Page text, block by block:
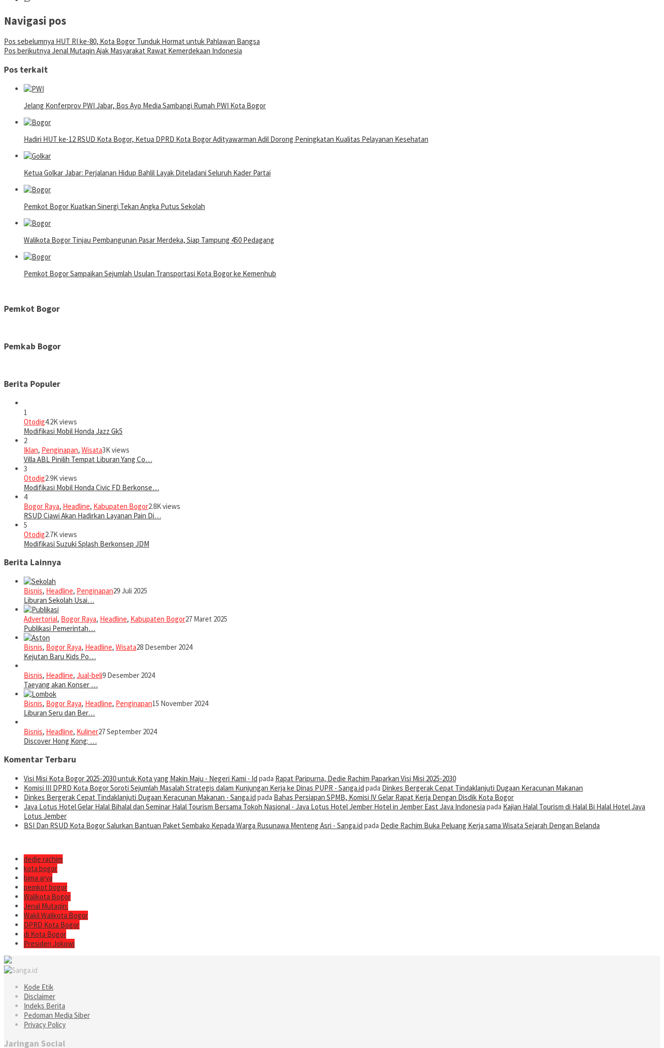
Navigasi pos
Pos sebelumnya HUT RI ke-80, Kota Bogor Tunduk Hormat untuk Pahlawan Bangsa
Pos berikutnya Jenal Mutaqin Ajak Masyarakat Rawat Kemerdekaan Indonesia
Pos terkait
Jelang Konferprov PWI Jabar, Bos Ayo Media Sambangi Rumah PWI Kota Bogor
Hadiri HUT ke-12 RSUD Kota Bogor, Ketua DPRD Kota Bogor Adityawarman Adil Dorong Peningkatan Kualitas Pelayanan Kesehatan
Ketua Golkar Jabar: Perjalanan Hidup Bahlil Layak Diteladani Seluruh Kader Partai
Pemkot Bogor Kuatkan Sinergi Tekan Angka Putus Sekolah
Walikota Bogor Tinjau Pembangunan Pasar Merdeka, Siap Tampung 450 Pedagang
Pemkot Bogor Sampaikan Sejumlah Usulan Transportasi Kota Bogor ke Kemenhub
Pemkot Bogor
Pemkab Bogor
Berita Populer
1
Otodig4.2K views
Modifikasi Mobil Honda Jazz Gk5
2
Iklan, Penginapan, Wisata3K views
Villa ABL Pinilih Tempat Liburan Yang Co…
3
Otodig2.9K views
Modifikasi Mobil Honda Civic FD Berkonse…
4
Bogor Raya, Headline, Kabupaten Bogor2.8K views
RSUD Ciawi Akan Hadirkan Layanan Pain Di…
5
Otodig2.7K views
Modifikasi Suzuki Splash Berkonsep JDM
Berita Lainnya
Bisnis, Headline, Penginapan29 Juli 2025
Liburan Sekolah Usai…
Advertorial, Bogor Raya, Headline, Kabupaten Bogor27 Maret 2025
Publikasi Pemerintah…
Bisnis, Bogor Raya, Headline, Wisata28 Desember 2024
Kejutan Baru Kids Po…
Bisnis, Headline, Jual-beli9 Desember 2024
Taeyang akan Konser …
Bisnis, Bogor Raya, Headline, Penginapan15 November 2024
Liburan Seru dan Ber…
Bisnis, Headline, Kuliner27 September 2024
Discover Hong Kong: …
Komentar Terbaru
Visi Misi Kota Bogor 2025-2030 untuk Kota yang Makin Maju - Negeri Kami - Id pada Rapat Paripurna, Dedie Rachim Paparkan Visi Misi 2025-2030
Komisi III DPRD Kota Bogor Soroti Sejumlah Masalah Strategis dalam Kunjungan Kerja ke Dinas PUPR - Sanga.id pada Dinkes Bergerak Cepat Tindaklanjuti Dugaan Keracunan Makanan
Dinkes Bergerak Cepat Tindaklanjuti Dugaan Keracunan Makanan - Sanga.id pada Bahas Persiapan SPMB, Komisi IV Gelar Rapat Kerja Dengan Disdik Kota Bogor
Java Lotus Hotel Gelar Halal Bihalal dan Seminar Halal Tourism Bersama Tokoh Nasional - Java Lotus Hotel Jember Hotel in Jember East Java Indonesia pada Kajian Halal Tourism di Halal Bi Halal Hotel Java
Lotus Jember
BSI Dan RSUD Kota Bogor Salurkan Bantuan Paket Sembako Kepada Warga Rusunawa Menteng Asri - Sanga.id pada Dedie Rachim Buka Peluang Kerja sama Wisata Sejarah Dengan Belanda
dedie rachim
kota bogor
bima arya
pemkot bogor
Walikota Bogor
Jenal Mutaqin:
Wakil Walikota Bogor
DPRD Kota Bogor
di Kota Bogor
Presiden Jokowi
Kode Etik
Disclaimer
Indeks Berita
Pedoman Media Siber
Privacy Policy
Jaringan Social